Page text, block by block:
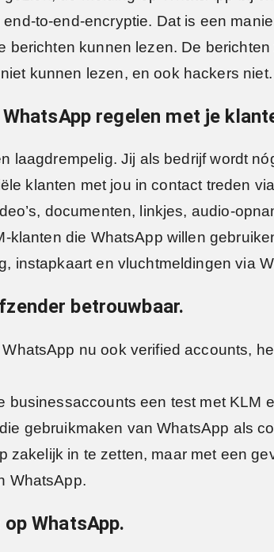
to-end-encryptie. Dat is een
berichten kunnen lezen. De
kunnen lezen, en ook hackers
regelen met je
laagdrempelig. Jij als bedrijf wordt
klanten met jou in contact treden
documenten, linkjes, audio-
klanten die WhatsApp willen
instapkaart en vluchtmeldingen via
betrouwbaar.
nu ook verified accounts,
businessaccounts een test met KLM
gebruikmaken van WhatsApp als
zakelijk in te zetten, maar met een
WhatsApp.
WhatsApp.